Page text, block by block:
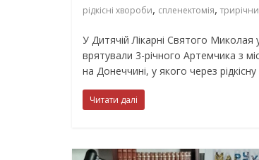
рідкісні хвороби, спленектомія,
У Дитячій Лікарні Святого Миколая
врятували 3-річного Артемчика з
на Донеччині, у якого через рідкісну
Читати далі